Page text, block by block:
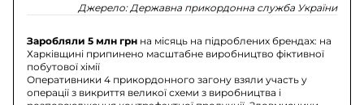
Джерело: Державна прикордонна служба України
Заробляли 5 млн грн на місяць на підроблених брендах: на
Харківщині припинено масштабне виробництво фіктивної
побутової хімії
Оперативники 4 прикордонного загону взяли участь у
операції з викриття великої схеми з виробництва і